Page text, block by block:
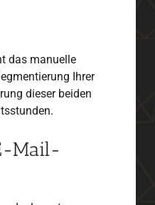
das manuelle
Ihrer
dieser beiden
Mail-